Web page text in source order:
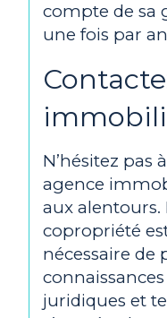
compte de sa
une fois par
N’hésitez pas
agence
aux alentours.
copropriété
nécessaire de
juridiques et